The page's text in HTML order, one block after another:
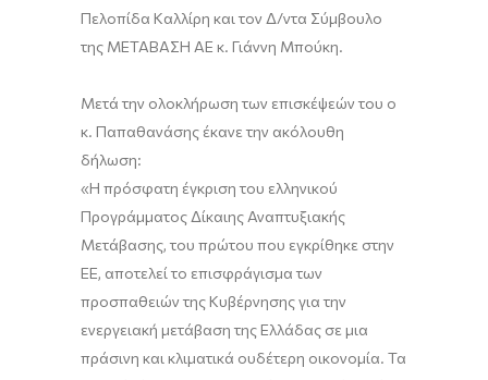
Πελοπίδα Καλλίρη και τον Δ/ντα Σύμβουλο
της ΜΕΤΑΒΑΣΗ ΑΕ κ. Γιάννη Μπούκη.
Μετά την ολοκλήρωση των επισκέψεών του ο
κ. Παπαθανάσης έκανε την ακόλουθη
δήλωση:
«Η πρόσφατη έγκριση του ελληνικού
Προγράμματος Δίκαιης Αναπτυξιακής
Μετάβασης, του πρώτου που εγκρίθηκε στην
ΕΕ, αποτελεί το επισφράγισμα των
προσπαθειών της Κυβέρνησης για την
ενεργειακή μετάβαση της Ελλάδας σε μια
πράσινη και κλιματικά ουδέτερη οικονομία. Τα